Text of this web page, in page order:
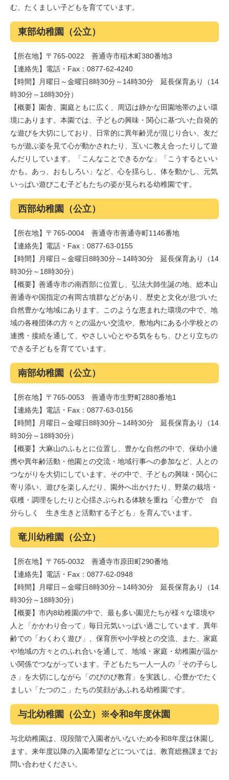
む、たくましい子どもを育てています。
東部幼稚園（公立）
【所在地】〒765-0022 善通寺市稲木町380番地3
【連絡先】電話・Fax：0877-62-4240
【時間】月曜日～金曜日8時30分～14時30分 延長保育あり（14
時30分～18時30分）
【概要】園舎、園庭ともに広く、周辺は静かな田園地帯のよい環
境にあります。本園では、子どもの興味・関心に基づいた自発的
な遊びを大切にしており、日常的に異年齢児が混じり合い、友だ
ちが遊ぶ姿を見て心が動かされたり、互いに教え合ったりして遊
んだりしています。「こんなことできるかな」「こうするといい
かも。あっ、おもしろい」など、心を揺らし、体を動かし、元気
いっぱい遊びこむ子どもたちの姿が見られる幼稚園です。
西部幼稚園（公立）
【所在地】〒765-0004 善通寺市善通寺町1146番地
【連絡先】電話・Fax：0877-63-0155
【時間】月曜日～金曜日8時30分～14時30分 延長保育あり（14
時30分～18時30分）
【概要】善通寺市の南西部に位置し、弘法大師生誕の地、総本山
善通寺や国指定の有岡古墳群などがあり、歴史と文化が息づいた
自然豊かな地域にあります。このような恵まれた環境の中で、地
域の各種団体の方々との温かい交流や、敷地内にある小学校との
連携・接続を通して、やさしい心とやる気をもち、ひとり立ちの
できる子どもを育てています。
南部幼稚園（公立）
【所在地】〒765-0053 善通寺市生野町2880番地1
【連絡先】電話・Fax：0877-63-0156
【時間】月曜日～金曜日8時30分～14時30分 延長保育あり（14
時30分～18時30分）
【概要】大麻山のふもとに位置し、豊かな自然の中で、保幼小連
携や異年齢活動・他園との交流・地域行事への参加など、人との
つながりを大切にしています。その中で、子どもの興味・関心に
寄り添い、遊びを楽しんだり、園外へ出かけたり、野菜の栽培・
収穫・調理をしたりと心揺さぶられる体験を重ね「心豊かで 自
分らしく 生き生きと活動する子ども」を育んでいます。
竜川幼稚園（公立）
【所在地】〒765-0032 善通寺市原田町290番地
【連絡先】電話・Fax：0877-62-0948
【時間】月曜日～金曜日8時30分～14時30分 延長保育あり（14
時30分～18時30分）
【概要】市内8幼稚園の中で、最も多い園児たちが様々な環境や
人と「かかわり合って」毎日元気いっぱい過ごしています。異年
齢での「わくわく遊び」、保育所や小学校との交流、また、家庭
や地域の方々とのふれ合いを通して、地域・家庭・幼稚園が温か
い関係でつながっています。子どもたち一人一人の「その子らし
さ」を大切にしながら「のびのび教育」を実践し、心豊かでたく
ましい「たつのこ」たちの笑顔があふれる幼稚園です。
与北幼稚園（公立）※令和8年度休園
与北幼稚園は、現段階で入園者がいないため令和8年度は休園し
ます。来年度以降の入園希望などについては、教育総務課までお
問い合わせください。